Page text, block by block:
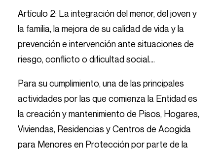
Artículo 2: La integración del menor, del joven y
la familia, la mejora de su calidad de vida y la
prevención e intervención ante situaciones de
riesgo, conflicto o dificultad social….
Para su cumplimiento, una de las principales
actividades por las que comienza la Entidad es
la creación y mantenimiento de Pisos, Hogares,
Viviendas, Residencias y Centros de Acogida
para Menores en Protección por parte de la